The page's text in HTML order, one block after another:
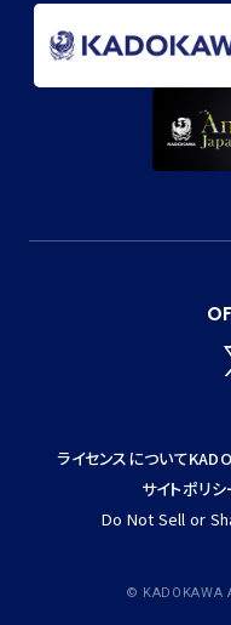
ライセンスについて
サイトポリシ
Do Not Sell or
©